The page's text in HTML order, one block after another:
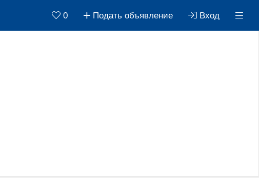
0 Подать объявление Вход